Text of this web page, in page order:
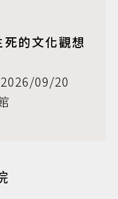
死的文化觀想
09/20